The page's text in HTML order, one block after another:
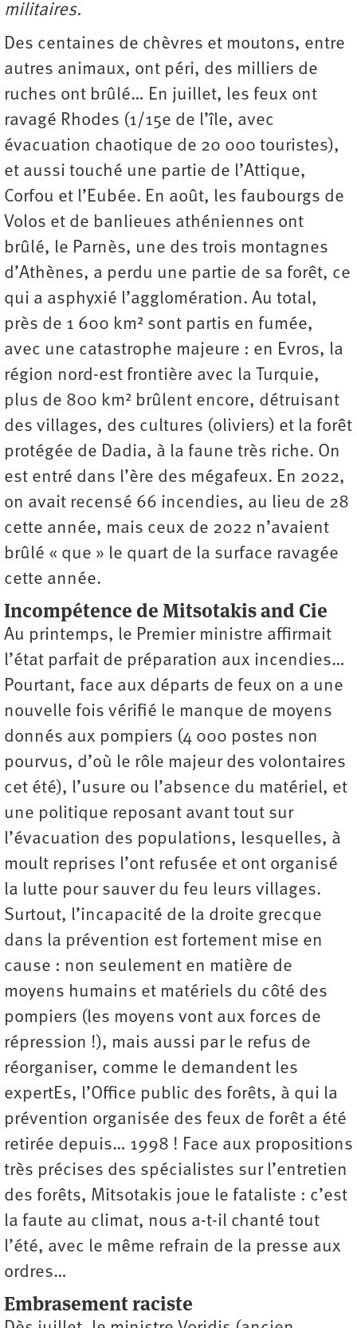
militaires.
Des centaines de chèvres et moutons, entre
autres animaux, ont péri, des milliers de
ruches ont brûlé… En juillet, les feux ont
ravagé Rhodes (1/15e de l’île, avec
évacuation chaotique de 20 000 touristes),
et aussi touché une partie de l’Attique,
Corfou et l’Eubée. En août, les faubourgs de
Volos et de banlieues athéniennes ont
brûlé, le Parnès, une des trois montagnes
d’Athènes, a perdu une partie de sa forêt, ce
qui a asphyxié l’agglomération. Au total,
près de 1 600 km² sont partis en fumée,
avec une catastrophe majeure : en Evros, la
région nord-est frontière avec la Turquie,
plus de 800 km² brûlent encore, détruisant
des villages, des cultures (oliviers) et la forêt
protégée de Dadia, à la faune très riche. On
est entré dans l’ère des mégafeux. En 2022,
on avait recensé 66 incendies, au lieu de 28
cette année, mais ceux de 2022 n’avaient
brûlé « que » le quart de la surface ravagée
cette année.
Incompétence de Mitsotakis and Cie
Au printemps, le Premier ministre affirmait
l’état parfait de préparation aux incendies…
Pourtant, face aux départs de feux on a une
nouvelle fois vérifié le manque de moyens
donnés aux pompiers (4 000 postes non
pourvus, d’où le rôle majeur des volontaires
cet été), l’usure ou l’absence du matériel, et
une politique reposant avant tout sur
l’évacuation des populations, lesquelles, à
moult reprises l’ont refusée et ont organisé
la lutte pour sauver du feu leurs villages.
Surtout, l’incapacité de la droite grecque
dans la prévention est fortement mise en
cause : non seulement en matière de
moyens humains et matériels du côté des
pompiers (les moyens vont aux forces de
répression !), mais aussi par le refus de
réorganiser, comme le demandent les
expertEs, l’Office public des forêts, à qui la
prévention organisée des feux de forêt a été
retirée depuis… 1998 ! Face aux propositions
très précises des spécialistes sur l’entretien
des forêts, Mitsotakis joue le fataliste : c’est
la faute au climat, nous a-t-il chanté tout
l’été, avec le même refrain de la presse aux
ordres…
Embrasement raciste